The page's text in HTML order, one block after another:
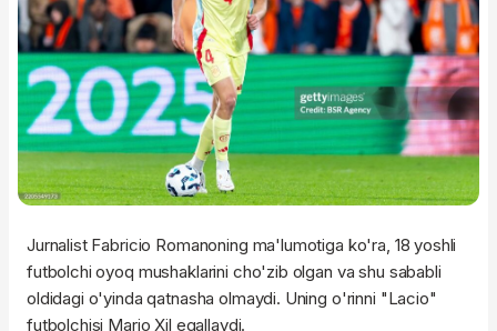
Jurnalist Fabricio Romanoning ma'lumotiga ko'ra, 18 yoshli
futbolchi oyoq mushaklarini cho'zib olgan va shu sababli
oldidagi o'yinda qatnasha olmaydi. Uning o'rinni "Lacio"
futbolchisi Mario Xil egallaydi.